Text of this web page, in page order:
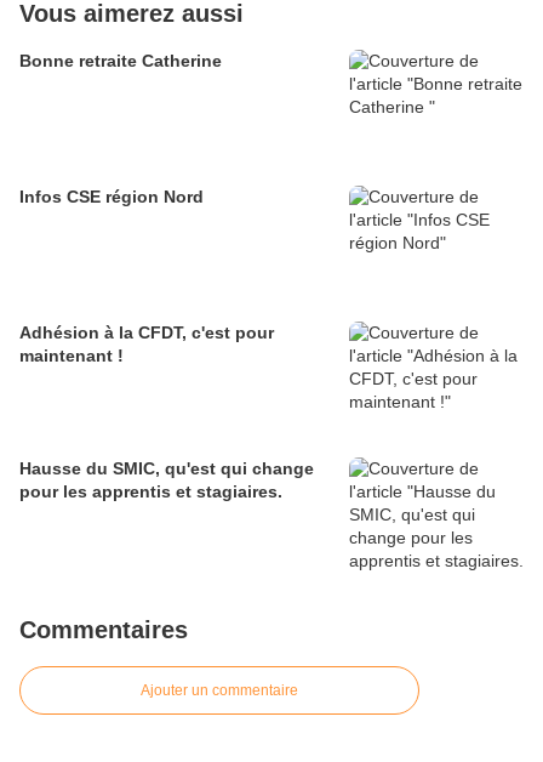
Vous aimerez aussi
Bonne retraite Catherine
Infos CSE région Nord
Adhésion à la CFDT, c'est pour
maintenant !
Hausse du SMIC, qu'est qui change
pour les apprentis et stagiaires.
Commentaires
Ajouter un commentaire